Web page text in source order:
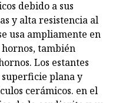
debido a sus
y alta resistencia al
usa ampliamente en
también
Los estantes
plana y
cerámicos. en el